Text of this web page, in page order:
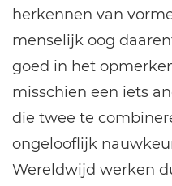
herkennen van
menselijk oog
goed in het
misschien een iets
die twee te
ongelooflijk
Wereldwijd werken